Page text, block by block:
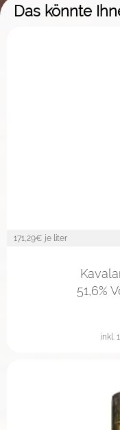
Das könnte
171,29€ je liter
51,6%
inkl.